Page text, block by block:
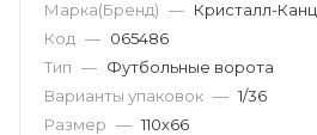
Марка(Бренд) — Кристалл-Канц
Код — 065486
Тип — Футбольные ворота
Варианты упаковок — 1/36
Размер — 110х66